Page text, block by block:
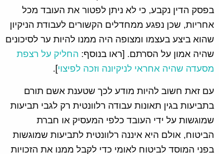
בפסק הדין נקבע, כי לא ניתן לפטור את העובד מכל
אחריות, שכן נפגע ממחדלים הקשורים לעבודת הניקיון
שהוא ביצע בעצמו ומצופה היה ממנו להיות ער לסיכונים
שהיה אמון על הסרתם. [ראו בנוסף: החליק על רצפת
מסעדה שהיה אחראי לניקיונה וזכה לפיצוי].
עם זאת חשוב להיות מודע לכך שטענת אשם תורם
בתביעות בגין תאונות עבודה רלוונטית רק לגבי תביעות
שמוגשות על ידי העובד כלפי המעסיק או חברת
הביטוח, אולם היא איננה רלוונטית לתביעות שמוגשות
בפני המוסד לביטוח לאומי כדי לקבל ממנו את הזכויות